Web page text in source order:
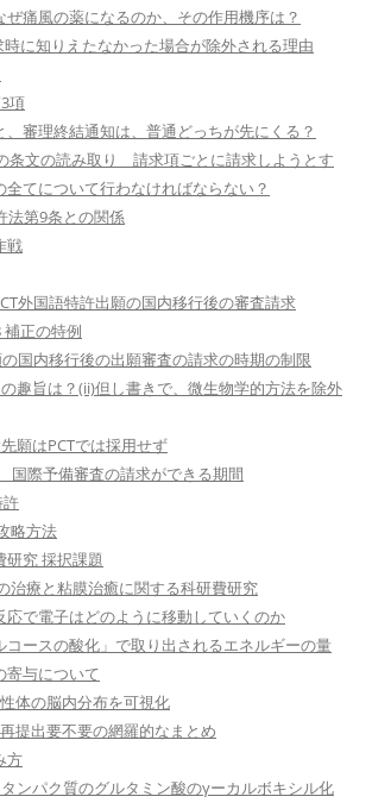
ぜ痛風の薬になるのか、その作用機序は？
に知りえたなかった場合が除外される理由
項
審理終結通知は、普通どっちが先にくる？
条文の読み取り 請求項ごとに請求しようとす
全てについて行わなければならない？
法第9条との関係
戦
外国語特許出願の国内移行後の審査請求
正の特例
国内移行後の出願審査の請求の時期の制限
趣旨は？(ii)但し書きで、微生物学的方法を除外
願はPCTでは採用せず
国際予備審査の請求ができる期間
許
略方法
研究 採択課題
治療と粘膜治癒に関する科研費研究
応で電子はどのように移動していくのか
コースの酸化」で取り出されるエネルギーの量
寄与について
体の脳内分布を可視化
提出要不要の網羅的なまとめ
方
ンパク質のグルタミン酸のγーカルボキシル化